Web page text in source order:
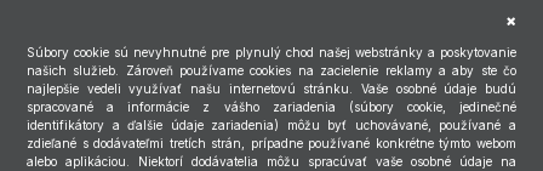
Súbory cookie sú nevyhnutné pre plynulý chod našej webstránky a poskytovanie
našich služieb. Zároveň používame cookies na zacielenie reklamy a aby ste čo
najlepšie vedeli využívať našu internetovú stránku. Vaše osobné údaje budú
spracované a informácie z vášho zariadenia (súbory cookie, jedinečné
identifikátory a ďalšie údaje zariadenia) môžu byť uchovávané, používané a
zdieľané s dodávateľmi tretích strán, prípadne používané konkrétne týmto webom
alebo aplikáciou. Niektorí dodávatelia môžu spracúvať vaše osobné údaje na